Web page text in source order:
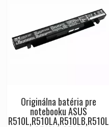
Originálna batéria pre
notebooku ASUS
R510L,R510LA,R510LB,R510L